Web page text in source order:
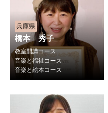
兵庫県
橋本 秀子
教室開講コース
音楽と福祉コース
音楽と絵本コース